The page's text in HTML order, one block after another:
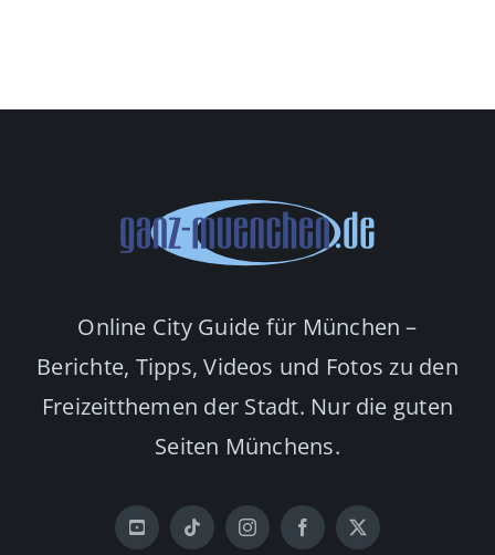
Online City Guide für München –
Berichte, Tipps, Videos und Fotos zu den
Freizeitthemen der Stadt. Nur die guten
Seiten Münchens.